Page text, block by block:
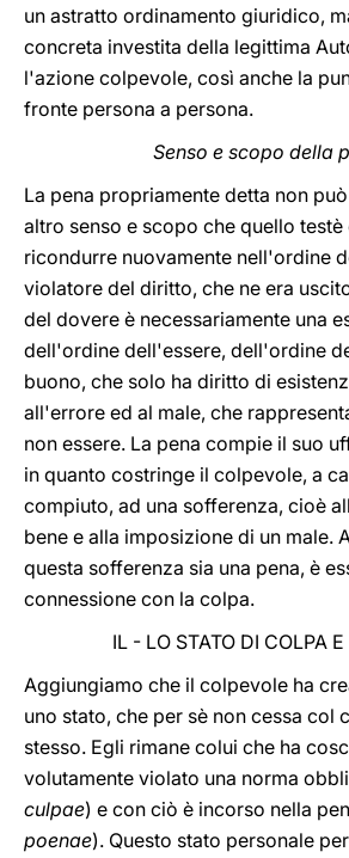
un astratto ordinamento giuridico,
concreta investita della legittima
l'azione colpevole, così anche la
fronte persona a persona.
Senso e scopo della
La pena propriamente detta non
altro senso e scopo che quello testè
ricondurre nuovamente nell'ordine
violatore del diritto, che ne era
del dovere è necessariamente una
dell'ordine dell'essere, dell'ordine
buono, che solo ha diritto di
all'errore ed al male, che
non essere. La pena compie il suo
in quanto costringe il colpevole, a
compiuto, ad una sofferenza, cioè
bene e alla imposizione di un male.
questa sofferenza sia una pena, è
connessione con la colpa.
IL - LO STATO DI COLPA
Aggiungiamo che il colpevole ha
uno stato, che per sè non cessa col
stesso. Egli rimane colui che ha
volutamente violato una norma
culpae) e con ciò è incorso nella
poenae). Questo stato personale